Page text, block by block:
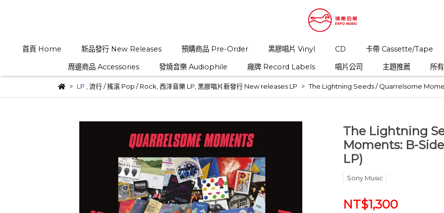
首頁 Home 新品發行 New Releases 預購商品 Pre-Order 黑膠唱片 Vinyl CD
卡帶 Cassette/Tape
周邊商品 Accessories
發燒音樂 Audiophile 廠牌 Record Labels 唱片公司 主題推薦 所
LP 流行 / 搖滾 Pop / Rock 西洋音樂 LP 黑膠唱片新發行 New releases LP The Lightning Seeds / Quarrelsome
The Lightning
Moments: B-
LP)
Sony Music
NT$1,300